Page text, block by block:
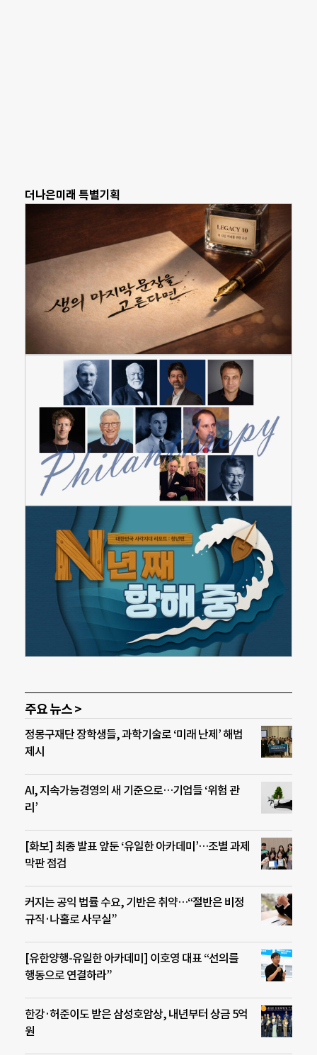
더나은미래 특별기획
주요 뉴스 >
정몽구재단 장학생들, 과학기술로 ‘미래 난제’ 해법
제시
AI, 지속가능경영의 새 기준으로…기업들 ‘위험 관
리’
[화보] 최종 발표 앞둔 ‘유일한 아카데미’…조별 과제
막판 점검
커지는 공익 법률 수요, 기반은 취약…“절반은 비정
규직·나홀로 사무실”
[유한양행-유일한 아카데미] 이호영 대표 “선의를
행동으로 연결하라”
한강·허준이도 받은 삼성호암상, 내년부터 상금 5억
원